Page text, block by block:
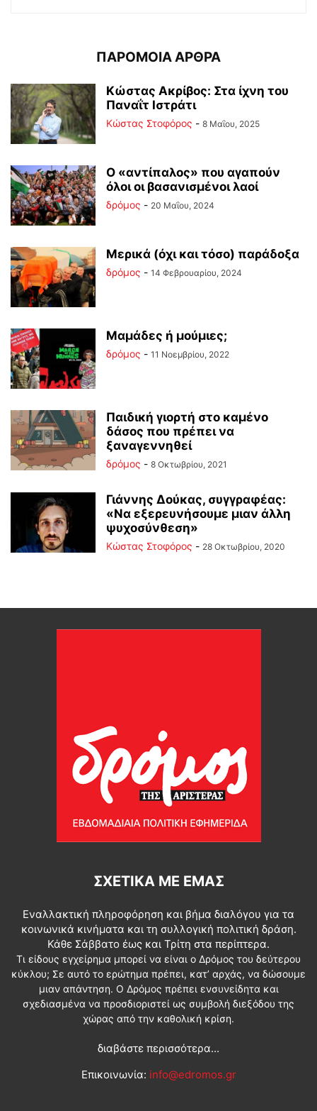
ΠΑΡΟΜΟΙΑ ΑΡΘΡΑ
Κώστας Ακρίβος: Στα ίχνη του
Παναΐτ Ιστράτι
Κώστας Στοφόρος - 8 Μαΐου, 2025
Ο «αντίπαλος» που αγαπούν
όλοι οι βασανισμένοι λαοί
δρόμος - 20 Μαΐου, 2024
Μερικά (όχι και τόσο) παράδοξα
δρόμος - 14 Φεβρουαρίου, 2024
Μαμάδες ή μούμιες;
δρόμος - 11 Νοεμβρίου, 2022
Παιδική γιορτή στο καμένο
δάσος που πρέπει να
ξαναγεννηθεί
δρόμος - 8 Οκτωβρίου, 2021
Γιάννης Δούκας, συγγραφέας:
«Να εξερευνήσουμε μιαν άλλη
ψυχοσύνθεση»
Κώστας Στοφόρος - 28 Οκτωβρίου, 2020
ΣΧΕΤΙΚΆ ΜΕ ΕΜΆΣ
Εναλλακτική πληροφόρηση και βήμα διαλόγου για τα
κοινωνικά κινήματα και τη συλλογική πολιτική δράση.
Κάθε Σάββατο έως και Τρίτη στα περίπτερα.
Τι είδους εγχείρημα μπορεί να είναι ο Δρόμος του δεύτερου
κύκλου; Σε αυτό το ερώτημα πρέπει, κατ’ αρχάς, να δώσουμε
μιαν απάντηση. Ο Δρόμος πρέπει ενσυνείδητα και
σχεδιασμένα να προσδιοριστεί ως συμβολή διεξόδου της
χώρας από την καθολική κρίση.
διαβάστε περισσότερα...
Επικοινωνία: info@edromos.gr